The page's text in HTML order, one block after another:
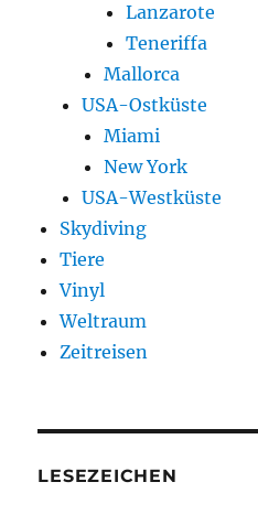
Lanzarote
Teneriffa
Mallorca
USA-Ostküste
Miami
New York
USA-Westküste
Skydiving
Tiere
Vinyl
Weltraum
Zeitreisen
LESEZEICHEN